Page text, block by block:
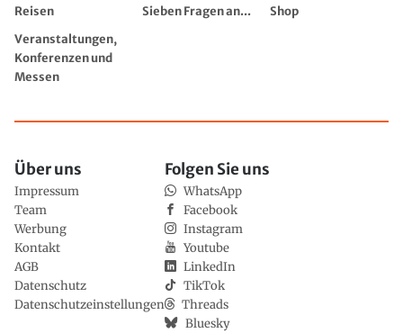
Reisen
Sieben Fragen an...
Shop
Veranstaltungen,
Konferenzen und
Messen
Über uns
Impressum
Team
Werbung
Kontakt
AGB
Datenschutz
Datenschutzeinstellungen
Folgen Sie uns
WhatsApp
Facebook
Instagram
Youtube
LinkedIn
TikTok
Threads
Bluesky